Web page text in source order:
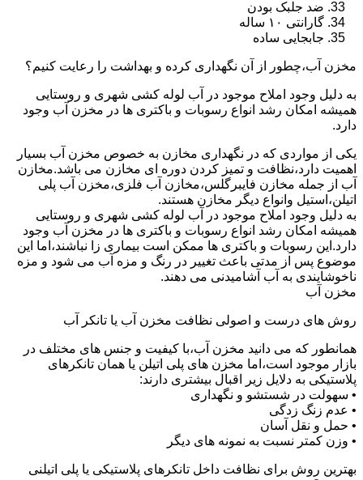
ضد جلبک بودن
گارانتی ۱۰ ساله
جابجایی ساده
مخزن آب،چطور از آن نگهداری کرده و بهداشت را رعایت کنیم؟
به دلیل وجود املاح موجود در آب لوله کشی شهری و روستایی
همیشه امکان رشد انواع رسوبات و باکتری ها در مخزن آب وجود
دارد.
یکی از مواردی که در نگهداری مخازن به خصوص مخزن آب بسیار
اهمیت دارد،نظافت و تمیز کردن دوره ای مخازن می باشد.مخازن
آب از جمله مخازن فایبرگلس،مخازن آب فلزی،مخزن آب پلی
اتیلن،استیل وانواع دیگر مخازن هستند.
به دلیل وجود املاح موجود در آب لوله کشی شهری و روستایی
همیشه امکان رشد انواع رسوبات و باکتری ها در مخزن آب وجود
دارد.این رسوبات و باکتری ها ممکن است بیماری زا نباشند،اما این
موضوع پس از مدتی باعث تغییر در رنگ و مزه آب می شود و مزه
ناخوشایندی به آب آشامیدنی می دهند.
مخزن آب
روش های درست و اصولی نظافت مخزن آب یا تانکر آب
همانطور که می دانید مخزن آب،با کیفیت و جنس های مختلف در
بازار موجود است،اما مخزن های پلی اتیلن یا همان تانکرهای
پلاستیکی به دلایل زیر اقبال بیشتری دارند:
• سهولت در شستشو و نگهداری
• عدم زنگ زدگی
• حمل و نقل آسان
• وزن کمتر نسبت به نمونه های دیگر
بهترین روش برای نظافت داخل تانکرهای پلاستیکی یا پلی اتیلنی